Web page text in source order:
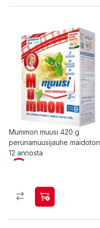
Mummon muusi 420 g
perunamuusijauhe maidoton
12 annosta